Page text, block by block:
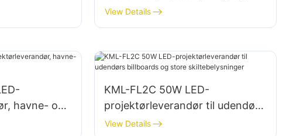
katastrofehjælpsprojekter
View Details
havne- og
KML-FL2C 50W LED-
projektørleverandør til udendørs
billboards og store
View Details